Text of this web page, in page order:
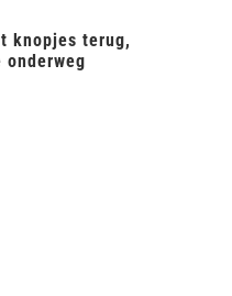
knopjes terug,